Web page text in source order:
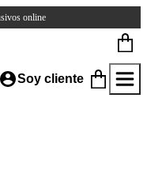
online
Soy cliente